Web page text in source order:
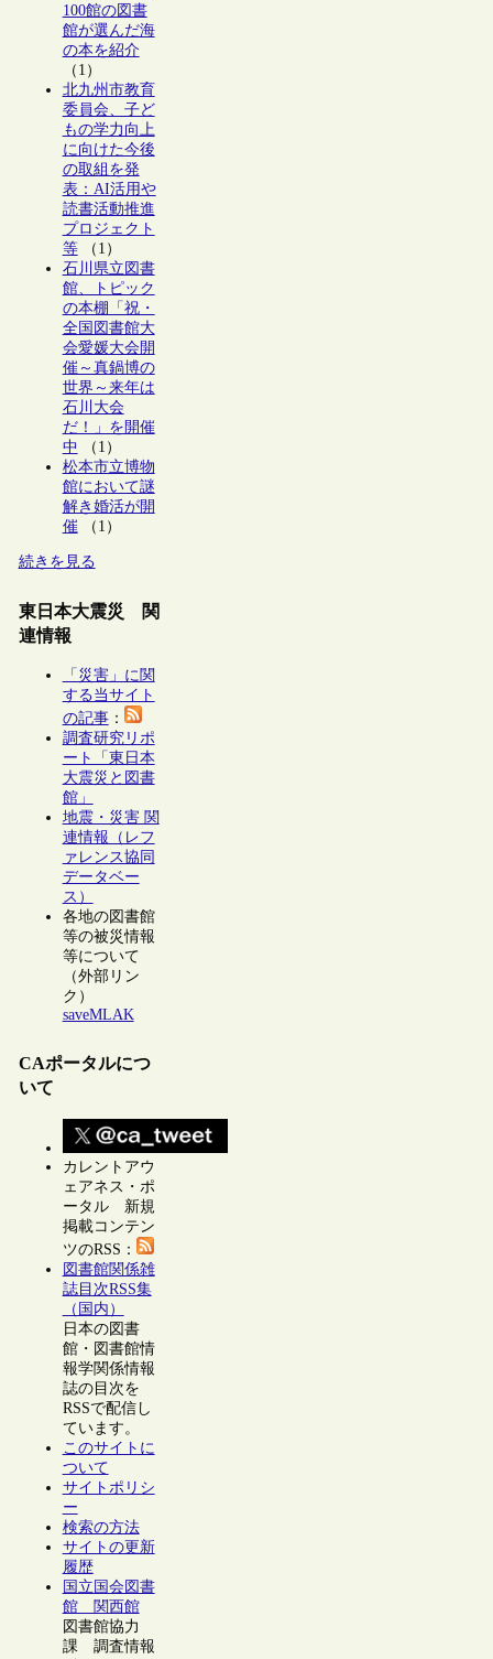
100館の図書
館が選んだ海
の本を紹介
（1）
北九州市教育
委員会、子ど
もの学力向上
に向けた今後
の取組を発
表：AI活用や
読書活動推進
プロジェクト
等（1）
石川県立図書
館、トピック
の本棚「祝・
全国図書館大
会愛媛大会開
催～真鍋博の
世界～来年は
石川大会
だ！」を開催
中 （1）
松本市立博物
館において謎
解き婚活が開
催（1）
続きを見る
東日本大震災 関
連情報
「災害」に関
する当サイト
の記事：
調査研究リポ
ート「東日本
大震災と図書
館」
地震・災害 関
連情報（レフ
ァレンス協同
データベー
ス）
各地の図書館
等の被災情報
等について
（外部リン
ク）
saveMLAK
CAポータルにつ
いて
カレントアウ
ェアネス・ポ
ータル 新規
掲載コンテン
ツのRSS：
図書館関係雑
誌目次RSS集
（国内）
日本の図書
館・図書館情
報学関係情報
誌の目次を
RSSで配信し
ています。
このサイトに
ついて
サイトポリシ
ー
検索の方法
サイトの更新
履歴
国立国会図書
館 関西館
図書館協力
課 調査情報